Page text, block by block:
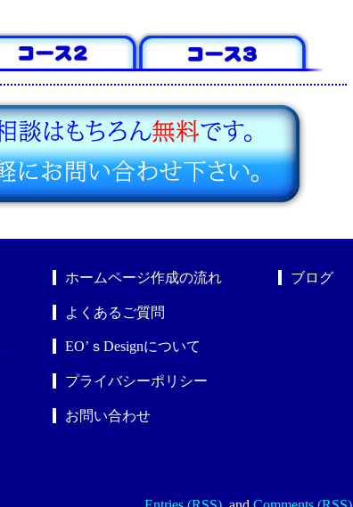
ホームページ作成の流れ
よくあるご質問
EO’ｓDesignについて
プライバシーポリシー
お問い合わせ
ブログ